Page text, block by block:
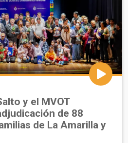
y el MVOT
de 88
de La Amarilla y